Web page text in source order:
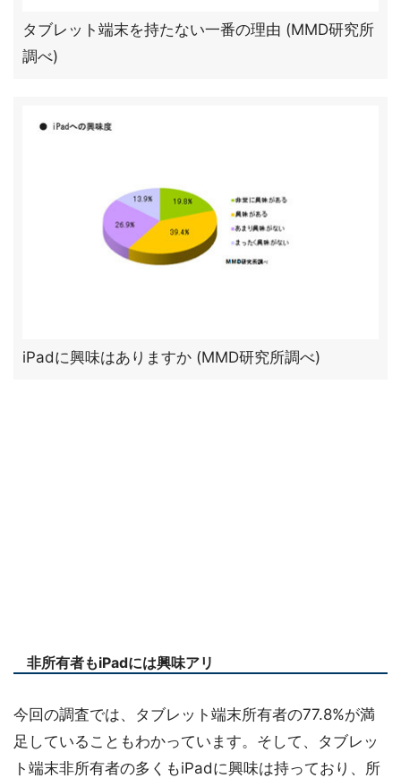
タブレット端末を持たない一番の理由 (MMD研究所
調べ)
iPadに興味はありますか (MMD研究所調べ)
非所有者もiPadには興味アリ
今回の調査では、タブレット端末所有者の77.8%が満
足していることもわかっています。そして、タブレッ
ト端末非所有者の多くもiPadに興味は持っており、所